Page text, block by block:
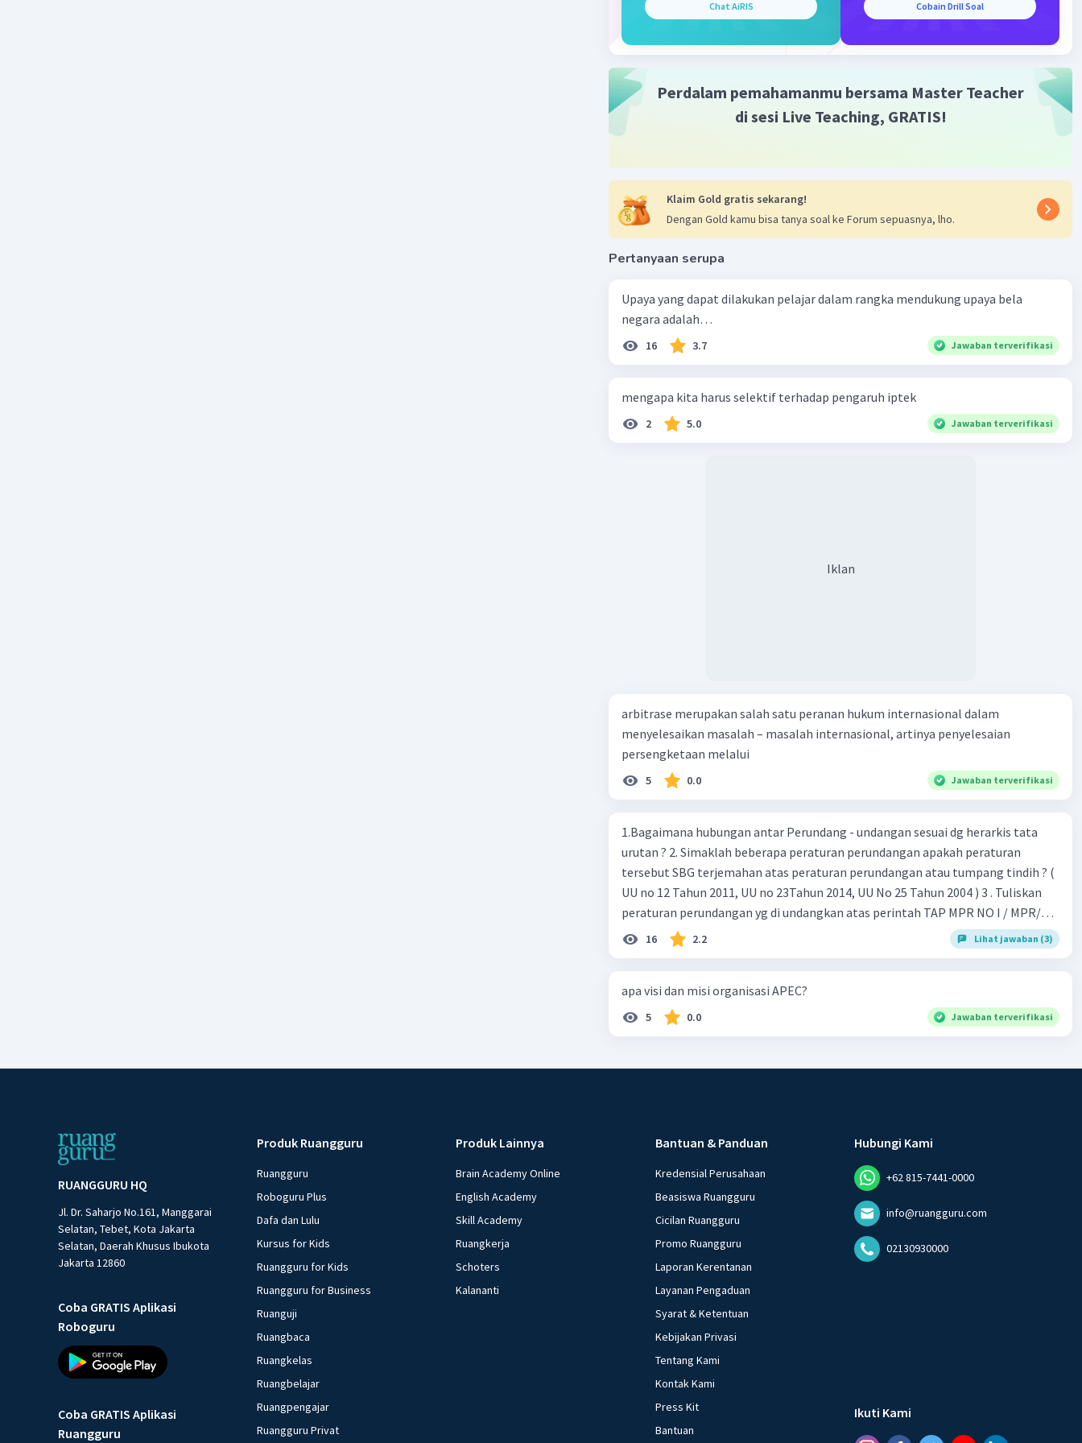
konstitusi di negara masing-masing
Chat AiRIS Cobain Drill Soal
Perdalam pemahamanmu bersama Master Teacher
di sesi Live Teaching, GRATIS!
Klaim Gold gratis sekarang!
Dengan Gold kamu bisa tanya soal ke Forum sepuasnya, lho.
Pertanyaan serupa
Upaya yang dapat dilakukan pelajar dalam rangka mendukung upaya bela
negara adalah…
16 3.7 Jawaban terverifikasi
mengapa kita harus selektif terhadap pengaruh iptek
2 5.0 Jawaban terverifikasi
Iklan
arbitrase merupakan salah satu peranan hukum internasional dalam
menyelesaikan masalah – masalah internasional, artinya penyelesaian
persengketaan melalui
5 0.0 Jawaban terverifikasi
1.Bagaimana hubungan antar Perundang - undangan sesuai dg herarkis tata
urutan ? 2. Simaklah beberapa peraturan perundangan apakah peraturan
tersebut SBG terjemahan atas peraturan perundangan atau tumpang tindih ? (
UU no 12 Tahun 2011, UU no 23Tahun 2014, UU No 25 Tahun 2004 ) 3 . Tuliskan
peraturan perundangan yg di undangkan atas perintah TAP MPR NO I / MPR/
2003 4.sebutkan produk UU atas perintah UUD NRI Tahun 1945 ( pasal18, pasal
22, pasal 23, Pasal 26 , Pasal 27,pasal ,pasal 28, pasal 29, pasal 30 ,pasal 31 dan
16 2.2 Lihat jawaban (3)
apa visi dan misi organisasi APEC?
5 0.0 Jawaban terverifikasi
RUANGGURU HQ
Jl. Dr. Saharjo No.161, Manggarai
Selatan, Tebet, Kota Jakarta
Selatan, Daerah Khusus Ibukota
Jakarta 12860
Coba GRATIS Aplikasi
Roboguru
Coba GRATIS Aplikasi
Ruangguru
Produk Ruangguru
Ruangguru
Roboguru Plus
Dafa dan Lulu
Kursus for Kids
Ruangguru for Kids
Ruangguru for Business
Ruanguji
Ruangbaca
Ruangkelas
Ruangbelajar
Ruangpengajar
Ruangguru Privat
Produk Lainnya
Brain Academy Online
English Academy
Skill Academy
Ruangkerja
Schoters
Kalananti
Bantuan & Panduan
Kredensial Perusahaan
Beasiswa Ruangguru
Cicilan Ruangguru
Promo Ruangguru
Laporan Kerentanan
Layanan Pengaduan
Syarat & Ketentuan
Kebijakan Privasi
Tentang Kami
Kontak Kami
Press Kit
Bantuan
Hubungi Kami
+62 815-7441-0000
info@ruangguru.com
02130930000
Ikuti Kami